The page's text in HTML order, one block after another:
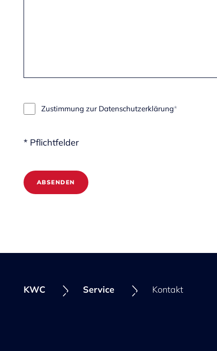
Zustimmung zur Datenschutzerklärung
* Pflichtfelder
ABSENDEN
KWC Service Kontakt